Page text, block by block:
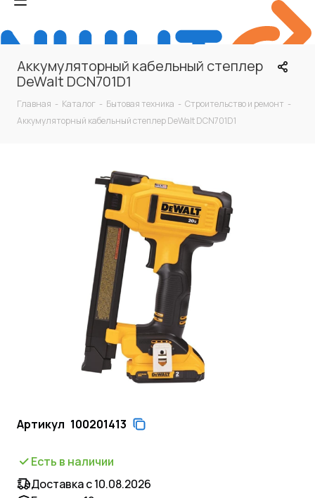
Аккумуляторный кабельный степлер
DeWalt DCN701D1
Главная - Каталог - Бытовая техника - Строительство и ремонт -
Аккумуляторный кабельный степлер DeWalt DCN701D1
Артикул 100201413
Есть в наличии
Доставка с 10.08.2026